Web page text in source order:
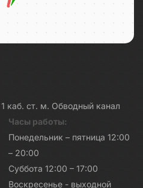
каб. ст. м. Обводный канал
Часы работы:
Понедельник – пятница 12:00
– 20:00
Суббота 12:00 – 17:00
Воскресенье - выходной